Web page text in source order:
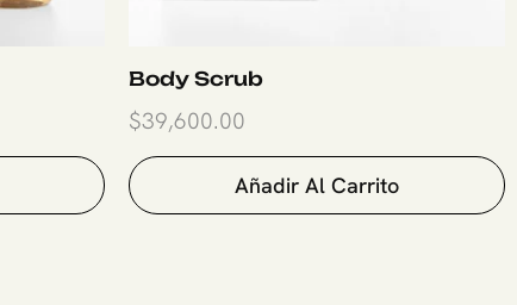
Body Scrub
$39,600.00
Añadir Al Carrito